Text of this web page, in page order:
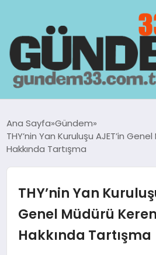
GÜNDEM
TEKNOLOJI
Ana Sayfa Gündem
THY’nin Yan Kuruluşu AJET’in
Hakkında Tartışma
THY’nin Yan
Genel Müdürü
Hakkında Tartışma